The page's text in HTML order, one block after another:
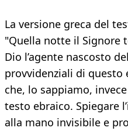
La versione greca del
"Quella notte il Signore
Dio l’agente nascosto
provvidenziali di questo
che, lo sappiamo,
testo ebraico. Spiegare
alla mano invisibile e